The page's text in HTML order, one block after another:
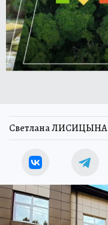
Светлана ЛИСИЦЫНА